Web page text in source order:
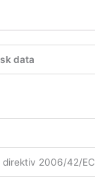
data
direktiv 2006/42/EC